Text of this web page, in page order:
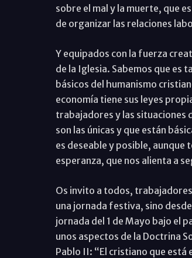
sobre el mal y la muerte, que
de organizar las relaciones
Y equipados con la fuerza
de la Iglesia. Sabemos que es
básicos del humanismo
economía tiene sus leyes
trabajadores y las situaciones
son las únicas y que están
es deseable y posible, aunque
esperanza, que nos alienta a
Os invito a todos,
una jornada festiva, sino
jornada del 1 de Mayo bajo el
unos aspectos de la Doctrina
Pablo II: “El cristiano que está